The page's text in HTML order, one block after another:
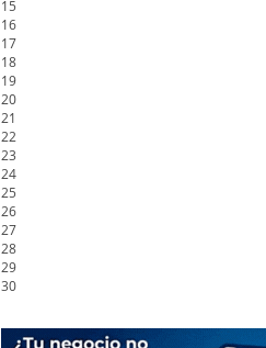
15
16
17
18
19
20
21
22
23
24
25
26
27
28
29
30